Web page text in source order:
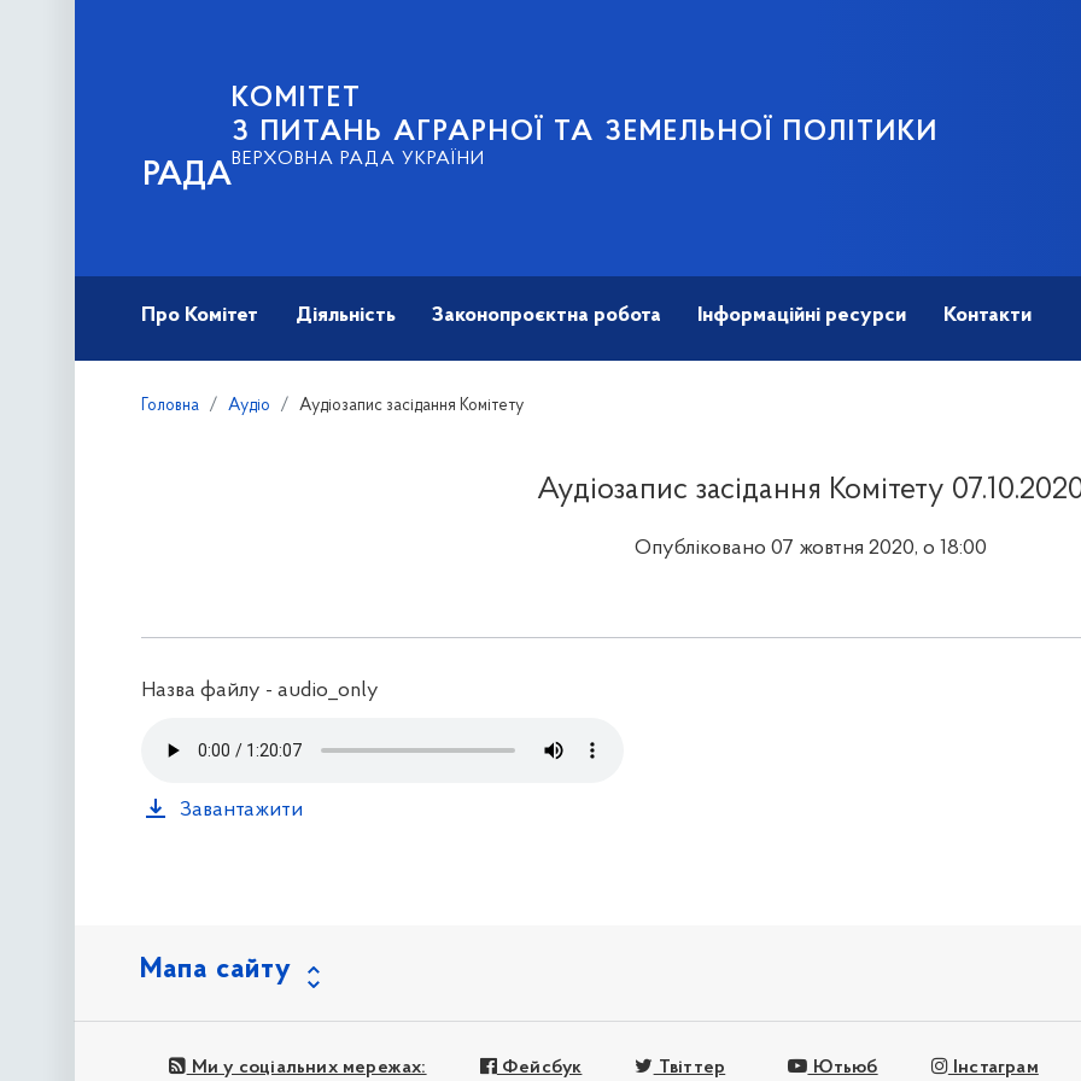
РАДА
КОМІТЕТ
З ПИТАНЬ АГРАРНОЇ ТА ЗЕМЕЛЬНОЇ ПОЛІТИКИ
ВЕРХОВНА РАДА УКРАЇНИ
Про Комітет Діяльність Законопроєктна робота Інформаційні ресурси Контакти
Головна Аудіо Аудіозапис засідання Комітету
Аудіозапис засідання Комітету
Опубліковано 07 жовтня 2020, о 18:00
Назва файлу - audio_only
Завантажити
Мапа сайту
Ми у соціальних мережах: Фейсбук Твіттер Ютьюб Інстаграм